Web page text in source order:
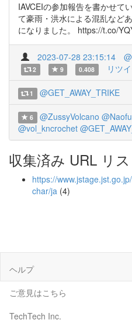
IAVCEIの参加報告を書かせて
て豪雨・洪水による混乱など
になりました。 https://t.co/
2023-07-28 23:15:14
2 9 0.408 リツ
1 @GET_AWAY_TRIKE
6 @ZussyVolcano
@vol_kncrochet
収集済み URL リス
https://
char/ja (4)
ヘルプ
ご意見はこちら
TechTech Inc.